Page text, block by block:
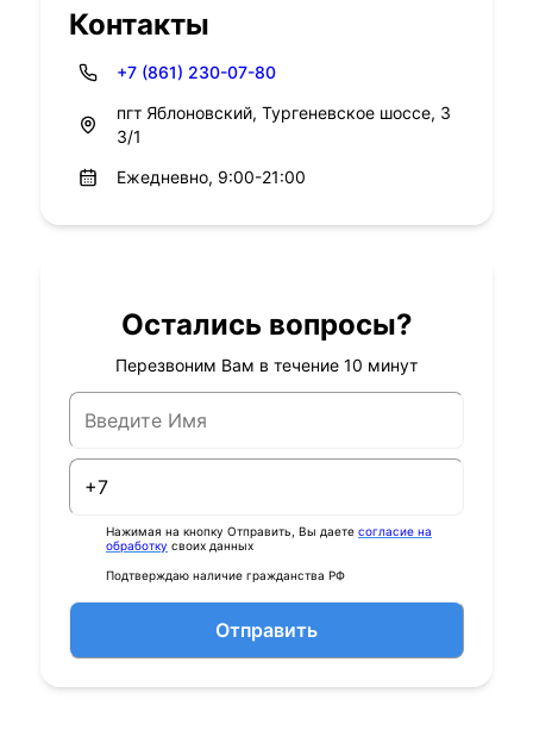
Контакты
+7 (861) 230-07-80
пгт Яблоновский, Тургеневское шоссе, 3
3/1
Ежедневно, 9:00-21:00
Остались вопросы?
Перезвоним Вам в течение 10 минут
Нажимая на кнопку Отправить, Вы даете согласие на
обработку своих данных
Подтверждаю наличие гражданства РФ
Отправить